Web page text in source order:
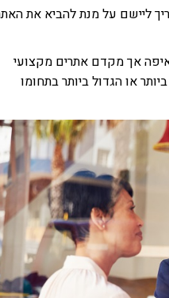
ליישם על מנת להביא את
איפה אך מקדם אתרים מקצועי
או הגדול ביותר בתחומו